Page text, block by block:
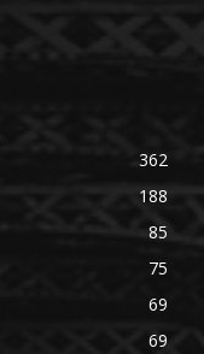
362
188
85
75
69
69